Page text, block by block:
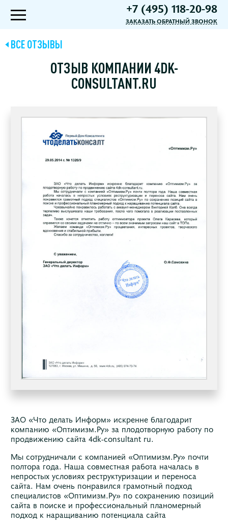
+7 (495) 118-20-98
ЗАКАЗАТЬ ОБРАТНЫЙ ЗВОНОК
ВСЕ ОТЗЫВЫ
ОТЗЫВ КОМПАНИИ 4DK-
CONSULTANT.RU
ЗАО «Что делать Информ» искренне благодарит
компанию «Оптимизм.Ру» за плодотворную работу по
продвижению сайта 4dk-consultant ru.
Мы сотрудничали с компанией «Оптимизм.Ру» почти
полтора года. Наша совместная работа началась в
непростых условиях реструктуризации и переноса
сайта. Нам очень понравился грамотный подход
специалистов «Оптимизм.Ру» по сохранению позиций
сайта в поиске и профессиональный планомерный
подход к наращиванию потенциала сайта